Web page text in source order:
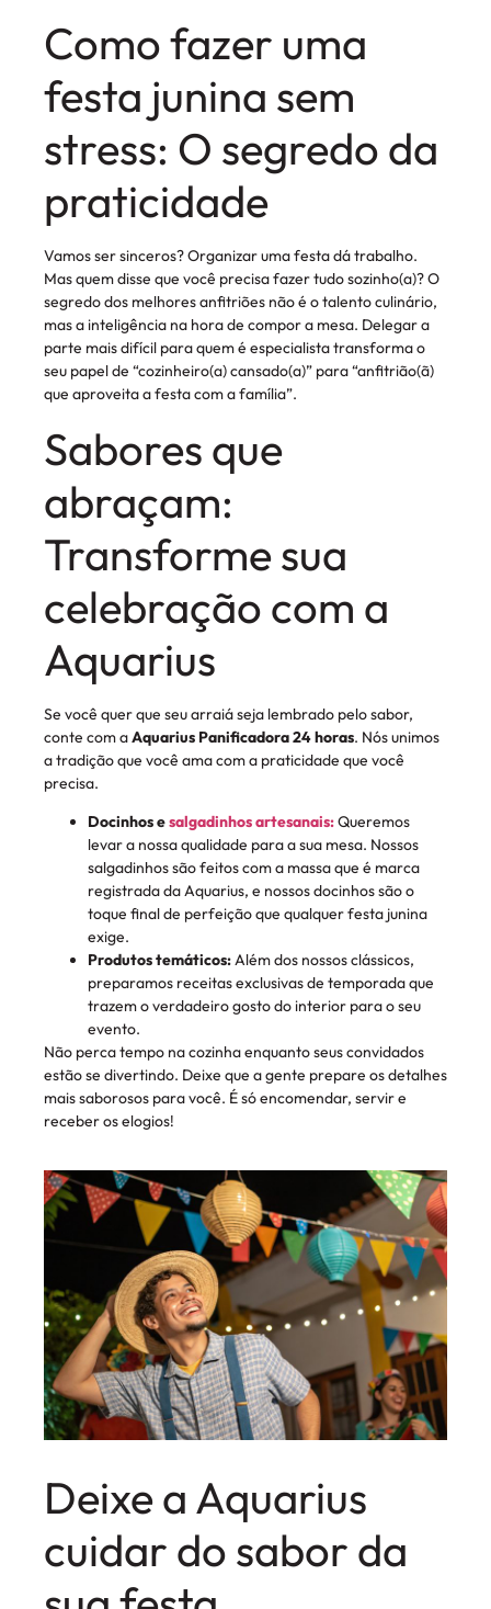
Como fazer uma
festa junina sem
stress: O segredo da
praticidade
Vamos ser sinceros? Organizar uma festa dá trabalho.
Mas quem disse que você precisa fazer tudo sozinho(a)? O
segredo dos melhores anfitriões não é o talento culinário,
mas a inteligência na hora de compor a mesa. Delegar a
parte mais difícil para quem é especialista transforma o
seu papel de “cozinheiro(a) cansado(a)” para “anfitrião(ã)
que aproveita a festa com a família”.
Sabores que
abraçam:
Transforme sua
celebração com a
Aquarius
Se você quer que seu arraiá seja lembrado pelo sabor,
conte com aAquarius Panificadora 24 horas. Nós unimos
a tradição que você ama com a praticidade que você
precisa.
Docinhos esalgadinhos artesanais:Queremos
levar a nossa qualidade para a sua mesa. Nossos
salgadinhos são feitos com a massa que é marca
registrada da Aquarius, e nossos docinhos são o
toque final de perfeição que qualquer festa junina
exige.
Produtos temáticos:Além dos nossos clássicos,
preparamos receitas exclusivas de temporada que
trazem o verdadeiro gosto do interior para o seu
evento.
Não perca tempo na cozinha enquanto seus convidados
estão se divertindo. Deixe que a gente prepare os detalhes
mais saborosos para você. É só encomendar, servir e
receber os elogios!
Deixe a Aquarius
cuidar do sabor da